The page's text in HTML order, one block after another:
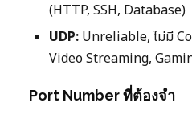
(HTTP, SSH, Database)
UDP: Unreliable, ไม่มี
Video Streaming,
Port Number ที่ต้องจำ